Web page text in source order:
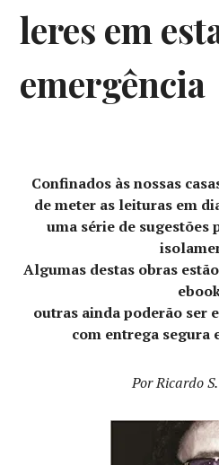
leres em
emergência
Confinados às nossas
de meter as leituras em
uma série de sugestões
Algumas destas obras
outras ainda poderão ser
com entrega segura
Por Ricardo